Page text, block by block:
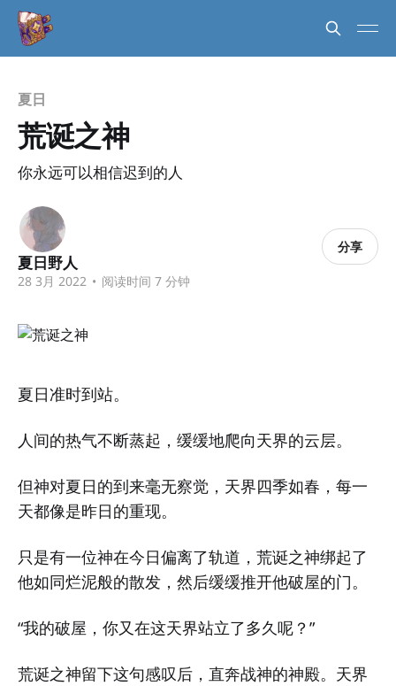
夏日
荒诞之神
你永远可以相信迟到的人
夏日野人
28 3月 2022 • 阅读时间 7 分钟
分享
夏日准时到站。
人间的热气不断蒸起，缓缓地爬向天界的云层。
但神对夏日的到来毫无察觉，天界四季如春，每一
天都像是昨日的重现。
只是有一位神在今日偏离了轨道，荒诞之神绑起了
他如同烂泥般的散发，然后缓缓推开他破屋的门。
“我的破屋，你又在这天界站立了多久呢？”
荒诞之神留下这句感叹后，直奔战神的神殿。天界